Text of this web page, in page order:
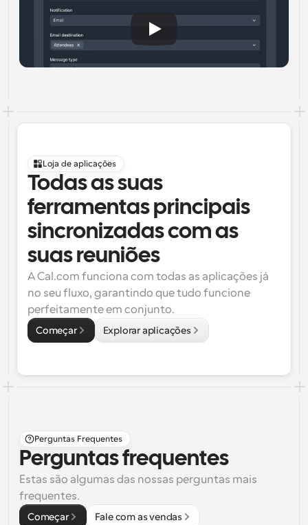
Loja de aplicações
Todas as suas
ferramentas principais
sincronizadas com as
suas reuniões
A Cal.com funciona com todas as aplicações já
no seu fluxo, garantindo que tudo funcione
perfeitamente em conjunto.
Começar Explorar aplicações
Perguntas Frequentes
Perguntas frequentes
Estas são algumas das nossas perguntas mais
frequentes.
Começar Fale com as vendas